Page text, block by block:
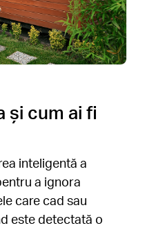
și cum ai fi
inteligentă a
a ignora
care cad sau
este detectată o